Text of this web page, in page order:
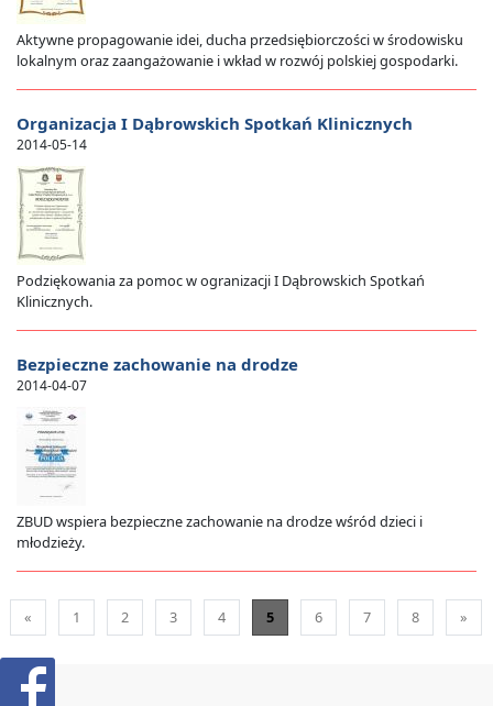
Aktywne propagowanie idei, ducha przedsiębiorczości w środowisku
lokalnym oraz zaangażowanie i wkład w rozwój polskiej gospodarki.
Organizacja I Dąbrowskich Spotkań Klinicznych
2014-05-14
Podziękowania za pomoc w ogranizacji I Dąbrowskich Spotkań
Klinicznych.
Bezpieczne zachowanie na drodze
2014-04-07
ZBUD wspiera bezpieczne zachowanie na drodze wśród dzieci i
młodzieży.
« 1 2 3 4 5 6 7 8 »